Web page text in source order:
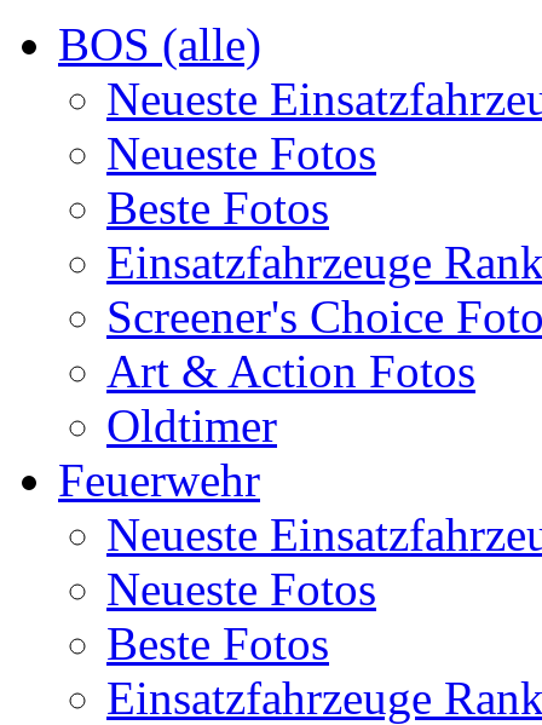
BOS (alle)
Neueste
Neueste Fotos
Beste Fotos
Einsatzfahrzeuge
Screener's Choice
Art & Action Fotos
Oldtimer
Feuerwehr
Neueste
Neueste Fotos
Beste Fotos
Einsatzfahrzeuge